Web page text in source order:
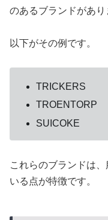
のあるブランドがあり
以下がその例です。
TRICKERS
TROENTORP
SUICOKE
これらのブランドは
いる点が特徴です。